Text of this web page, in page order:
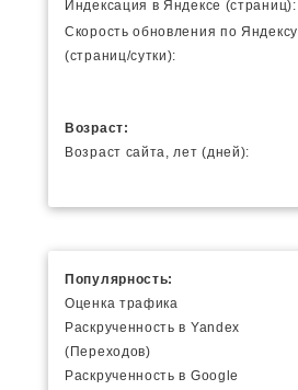
Индексация в Яндексе (страниц):
Скорость обновления по Яндексу
(страниц/сутки):
Возраст:
Возраст сайта, лет (дней):
Популярность:
Оценка трафика
Раскрученность в Yandex
(Переходов)
Раскрученность в Google